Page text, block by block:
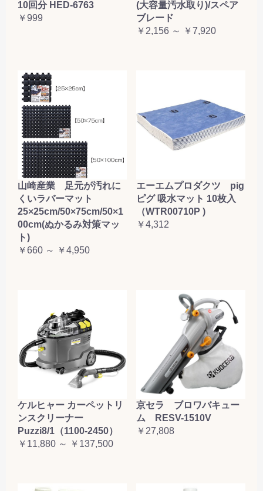
10回分 HED-6763
￥999
(大容量汚水取り)/スペア
ブレード
￥2,156 ～ ￥7,920
山崎産業 足元が汚れに
くいラバーマット
25×25cm/50×75cm/50×1
00cm(ぬかるみ対策マッ
ト)
￥660 ～ ￥4,950
エーエムプロダクツ pig
ピグ 吸水マット 10枚入
（WTR00710P )
￥4,312
ケルヒャー カーペットリ
ンスクリーナー
Puzzi8/1（1100-2450）
￥11,880 ～ ￥137,500
京セラ ブロワバキュー
ム RESV-1510V
￥27,808